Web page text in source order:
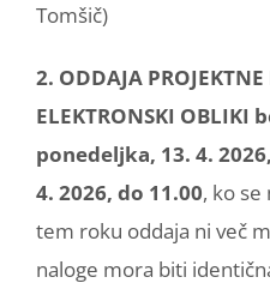
Tomšič)
2. ODDAJA
ELEKTRONSKI OBLIKI
ponedeljka, 13. 4.
4. 2026, do 11.00, ko
tem roku oddaja ni več
naloge mora biti